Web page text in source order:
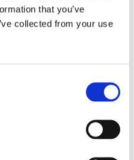
that you’ve
collected from your use